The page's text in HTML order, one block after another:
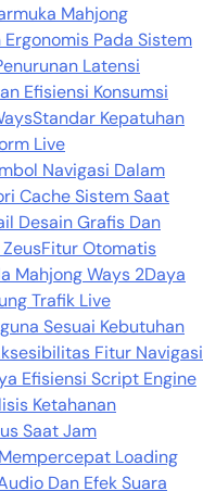
Mahjong
Pada Sistem
Latensi
Efisiensi Konsumsi
Standar Kepatuhan
Live
Navigasi Dalam
Cache Sistem Saat
Desain Grafis Dan
Fitur Otomatis
Mahjong Ways 2Daya
Trafik Live
Sesuai Kebutuhan
Fitur Navigasi
Efisiensi Script Engine
Ketahanan
Saat Jam
Loading
Dan Efek Suara